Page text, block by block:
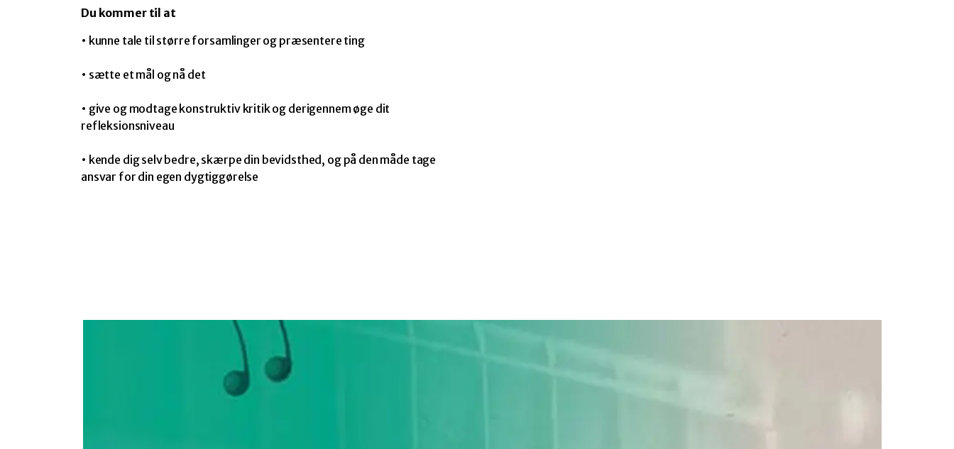
Du kommer til at
• kunne tale til større forsamlinger og præsentere ting
• sætte et mål og nå det
• give og modtage konstruktiv kritik og derigennem øge dit
refleksionsniveau
• kende dig selv bedre, skærpe din bevidsthed, og på den måde tage
ansvar for din egen dygtiggørelse